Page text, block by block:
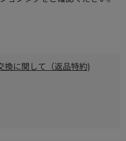
換に関して（返品特約)